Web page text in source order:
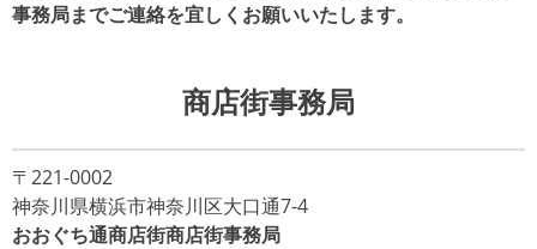
事務局までご連絡を宜しくお願いいたします。
商店街事務局
〒221-0002
神奈川県横浜市神奈川区大口通7-4
おおぐち通商店街商店街事務局